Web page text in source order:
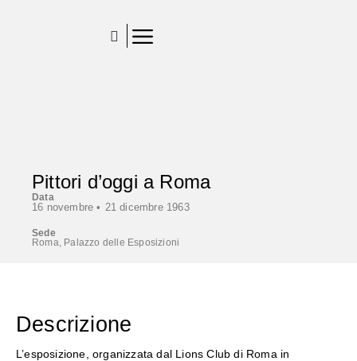
Pittori d’oggi a Roma
Data
16 novembre • 21 dicembre 1963
Sede
Roma, Palazzo delle Esposizioni
Descrizione
L’esposizione, organizzata dal Lions Club di Roma in